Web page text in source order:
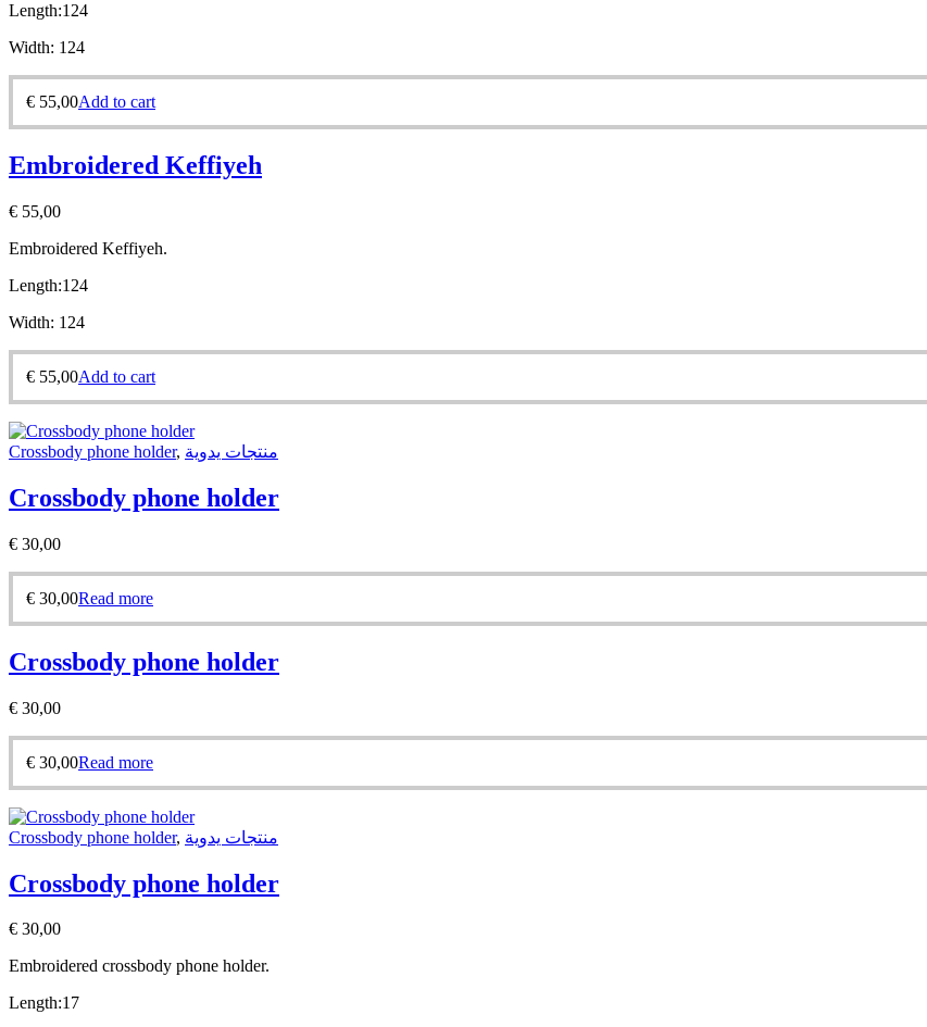
Length:124
Width: 124
€ 55,00Add to cart
Embroidered Keffiyeh
€ 55,00
Embroidered Keffiyeh.
Length:124
Width: 124
€ 55,00Add to cart
Crossbody phone holder, منتجات يدوية
Crossbody phone holder
€ 30,00
€ 30,00Read more
Crossbody phone holder
€ 30,00
€ 30,00Read more
Crossbody phone holder, منتجات يدوية
Crossbody phone holder
€ 30,00
Embroidered crossbody phone holder.
Length:17